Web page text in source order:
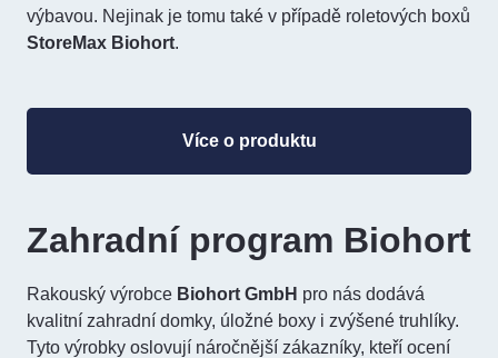
výbavou. Nejinak je tomu také v případě roletových boxů
StoreMax Biohort.
Více o produktu
Zahradní program Biohort
Rakouský výrobce Biohort GmbH pro nás dodává
kvalitní zahradní domky, úložné boxy i zvýšené truhlíky.
Tyto výrobky oslovují náročnější zákazníky, kteří ocení